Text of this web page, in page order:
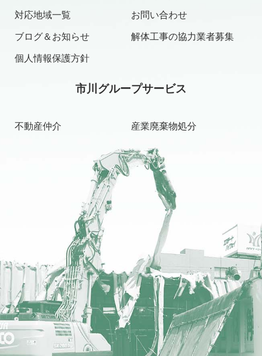
対応地域一覧
お問い合わせ
ブログ＆お知らせ
解体工事の協力業者募集
個人情報保護方針
市川グループサービス
不動産仲介 産業廃棄物処分